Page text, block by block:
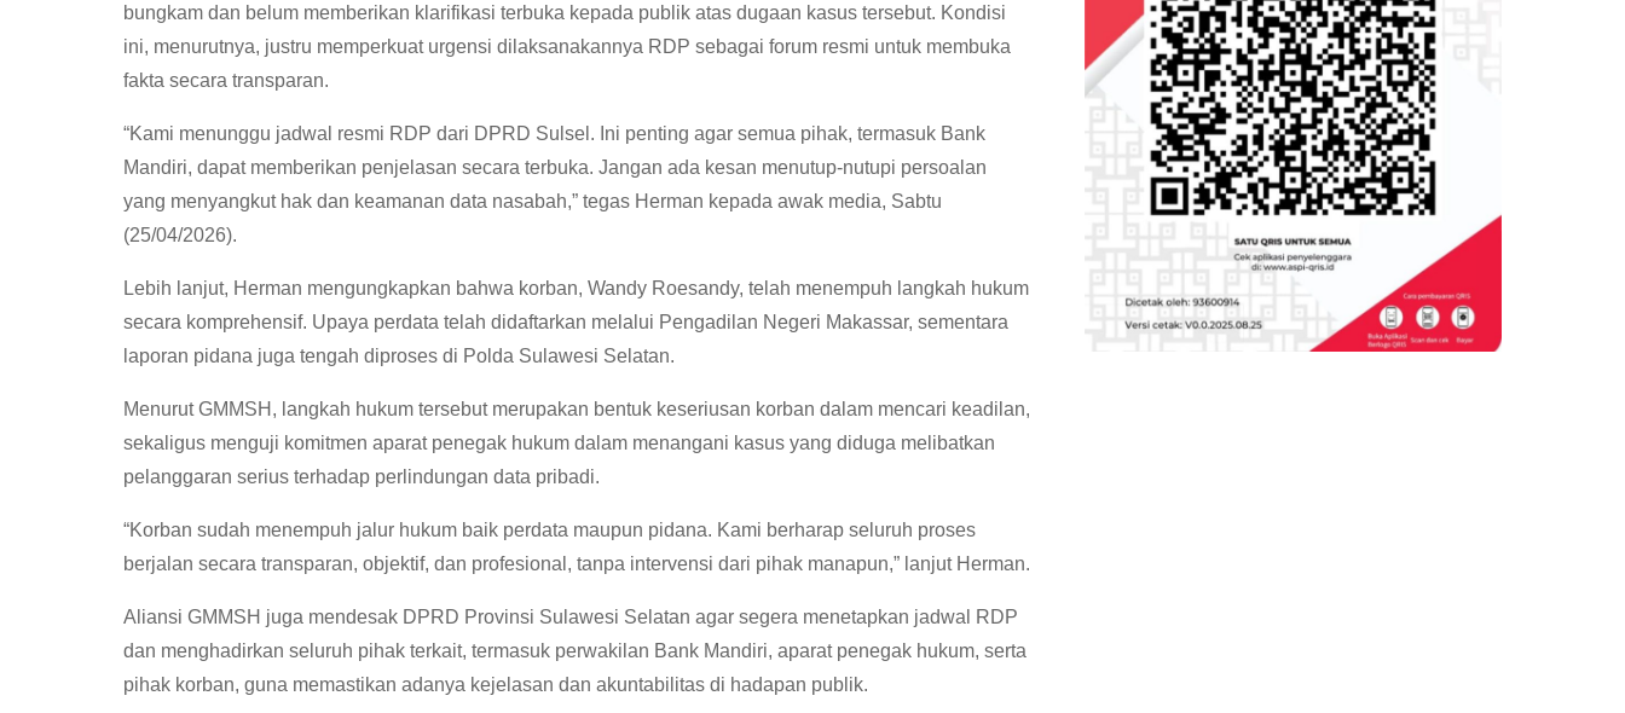
bungkam dan belum memberikan klarifikasi terbuka kepada publik atas dugaan kasus tersebut. Kondisi
ini, menurutnya, justru memperkuat urgensi dilaksanakannya RDP sebagai forum resmi untuk membuka
fakta secara transparan.
“Kami menunggu jadwal resmi RDP dari DPRD Sulsel. Ini penting agar semua pihak, termasuk Bank
Mandiri, dapat memberikan penjelasan secara terbuka. Jangan ada kesan menutup-nutupi persoalan
yang menyangkut hak dan keamanan data nasabah,” tegas Herman kepada awak media, Sabtu
(25/04/2026).
Lebih lanjut, Herman mengungkapkan bahwa korban, Wandy Roesandy, telah menempuh langkah hukum
secara komprehensif. Upaya perdata telah didaftarkan melalui Pengadilan Negeri Makassar, sementara
laporan pidana juga tengah diproses di Polda Sulawesi Selatan.
Menurut GMMSH, langkah hukum tersebut merupakan bentuk keseriusan korban dalam mencari keadilan,
sekaligus menguji komitmen aparat penegak hukum dalam menangani kasus yang diduga melibatkan
pelanggaran serius terhadap perlindungan data pribadi.
“Korban sudah menempuh jalur hukum baik perdata maupun pidana. Kami berharap seluruh proses
berjalan secara transparan, objektif, dan profesional, tanpa intervensi dari pihak manapun,” lanjut Herman.
Aliansi GMMSH juga mendesak DPRD Provinsi Sulawesi Selatan agar segera menetapkan jadwal RDP
dan menghadirkan seluruh pihak terkait, termasuk perwakilan Bank Mandiri, aparat penegak hukum, serta
pihak korban, guna memastikan adanya kejelasan dan akuntabilitas di hadapan publik.